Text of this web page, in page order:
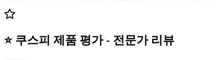
⭐ 쿠스피 제품 평가 - 전문가 리뷰